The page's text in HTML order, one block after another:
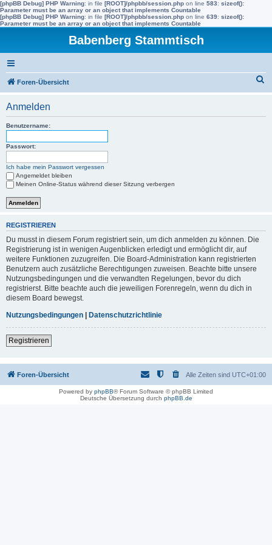
[phpBB Debug] PHP Warning: in file [ROOT]/phpbb/session.php on line 583: sizeof():
Parameter must be an array or an object that implements Countable
[phpBB Debug] PHP Warning: in file [ROOT]/phpbb/session.php on line 639: sizeof():
Parameter must be an array or an object that implements Countable
Babenberg Stammtisch
Foren-Übersicht
Anmelden
Benutzername:
Passwort:
Ich habe mein Passwort vergessen
Angemeldet bleiben
Meinen Online-Status während dieser Sitzung verbergen
REGISTRIEREN
Du musst in diesem Forum registriert sein, um dich anmelden zu können. Die
Registrierung ist in wenigen Augenblicken erledigt und ermöglicht dir, auf
weitere Funktionen zuzugreifen. Die Board-Administration kann registrierten
Benutzern auch zusätzliche Berechtigungen zuweisen. Beachte bitte unsere
Nutzungsbedingungen und die verwandten Regelungen, bevor du dich
registrierst. Bitte beachte auch die jeweiligen Forenregeln, wenn du dich in
diesem Board bewegst.
Nutzungsbedingungen | Datenschutzrichtlinie
Registrieren
Foren-Übersicht Alle Zeiten sind UTC+01:00
Powered by phpBB® Forum Software © phpBB Limited
Deutsche Übersetzung durch phpBB.de